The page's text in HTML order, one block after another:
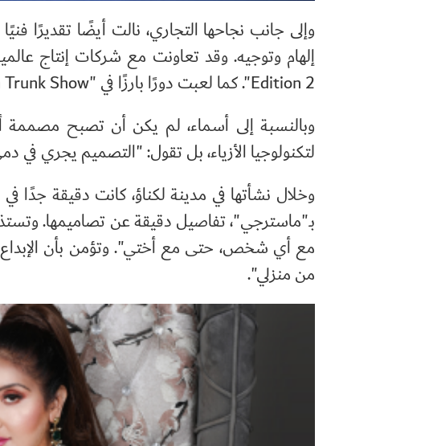
وإلى جانب نجاحها التجاري، نالت أيضًا تقديرًا
إلهام وتوجيه. وقد تعاونت مع شركات إنتاج
Edition 2". كما لعبت دورًا بارزًا في "Show
وبالنسبة إلى أسماء، لم يكن أن تصبح
لتكنولوجيا الأزياء، بل تقول: "التصميم يجري في
وخلال نشأتها في مدينة لكناؤ، كانت دقيقة جدًا
بـ"ماسترجي"، تفاصيل دقيقة عن تصاميمها.
مع أي شخص، حتى مع أختي". وتؤمن بأن
من منزلي".